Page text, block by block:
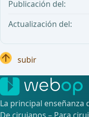
Publicación del:
Actualización del:
subir
La principal